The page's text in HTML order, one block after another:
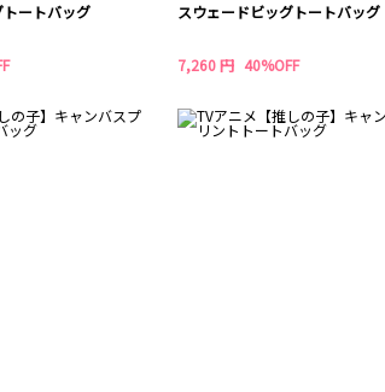
ートバッグ スウェードビッグトートバッグ
7,260 円 40%OFF